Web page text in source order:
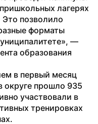
лагерях
Это позволило
форматы
—
образования
в первый месяц
округе прошло 935
участвовали в
тренировках